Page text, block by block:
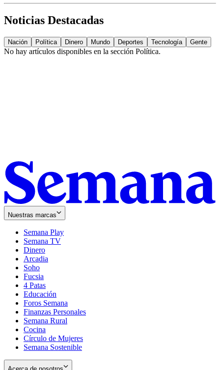
Noticias Destacadas
Nación Política Dinero Mundo Deportes Tecnología Gente
No hay artículos disponibles en la sección Política.
Nuestras marcas
Semana Play
Semana TV
Dinero
Arcadia
Soho
in
new
window
Fucsia
in
new
window
4 Patas
Educación
Foros Semana
Finanzas Personales
Semana Rural
Cocina
Círculo de Mujeres
Semana Sostenible